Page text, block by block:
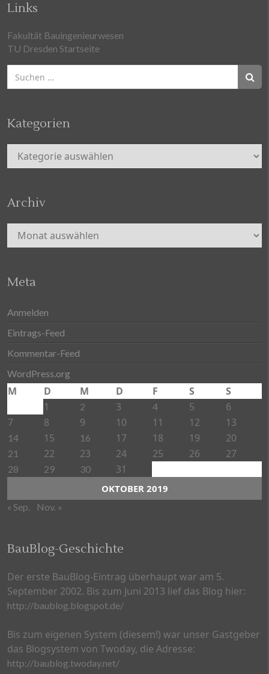
Links
Fakultät Bauingenieurwesen
TU Dresden Startseite
nach:
Kategorien
Kategorien
Archiv
Archiv
Meta
Anmelden
Eintrags-Feed
Kommentar-Feed
WordPress.org
OKTOBER 2019
M D M D F S
S
1
2 3 4 5
6
7
8 9 10 11 12 13
14 15 16 17 18 19 20
21 22 23 24 25 26 27
28 29 30 31
« Sep. Nov. »
BauBlog-Geschichte
Der erste BauBlog-Eintrag überhaupt war am 5.
September 2002. Bis zum Juni 2013 lief das Blog hier:
http://baublog.blogspot.de/
Bis zum eigenen System (diesem!) war unser Gastgeber
das Blogsystem von Twoday, die Adresse:
http://baublog.twoday.net/